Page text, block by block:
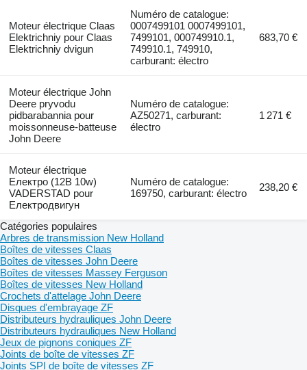
Moteur électrique Claas
Elektrichniy pour Claas
Elektrichniy dvigun
Numéro de catalogue:
0007499101 0007499101,
7499101, 000749910.1,
749910.1, 749910,
carburant: électro
683,70 €
Moteur électrique John
Deere pryvodu
pidbarabannia pour
moissonneuse-batteuse
John Deere
Numéro de catalogue:
AZ50271, carburant:
électro
1 271 €
Moteur électrique
Електро (12B 10w)
VADERSTAD pour
Електродвигун
Numéro de catalogue:
169750, carburant: électro
238,20 €
Catégories populaires
Arbres de transmission New Holland
Boîtes de vitesses Claas
Boîtes de vitesses John Deere
Boîtes de vitesses Massey Ferguson
Boîtes de vitesses New Holland
Crochets d'attelage John Deere
Disques d'embrayage ZF
Distributeurs hydrauliques John Deere
Distributeurs hydrauliques New Holland
Jeux de pignons coniques ZF
Joints de boîte de vitesses ZF
Joints SPI de boîte de vitesses ZF